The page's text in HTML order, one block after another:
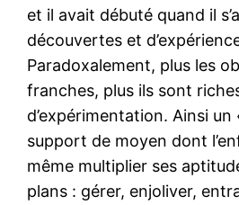
et il avait débuté quand il
découvertes et
Paradoxalement, plus les
franches, plus ils sont
d’expérimentation. Ainsi un
support de moyen dont
même multiplier ses
plans : gérer, enjoliver,